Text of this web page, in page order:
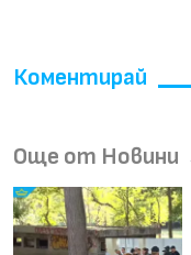
Коментирай
Още от Новини